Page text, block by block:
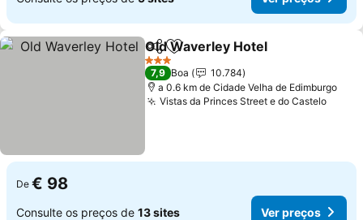
PartilharAdicionar aos favoritos
Old Waverley Hotel
3 Estrelas
7,9 Boa
10.784
a 0.6 km de Cidade Velha de Edimburgo
Vistas da Princes Street e do CasteloVer
De € 98
Consulte os preços de 13 sites Ver preços